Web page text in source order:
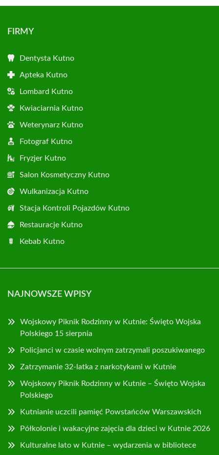
FIRMY
Dentysta Kutno
Apteka Kutno
Lombard Kutno
Kwiaciarnia Kutno
Weterynarz Kutno
Fotograf Kutno
Fryzjer Kutno
Salon Kosmetyczny Kutno
Wulkanizacja Kutno
Stacja Kontroli Pojazdów Kutno
Restauracje Kutno
Kebab Kutno
NAJNOWSZE WPISY
Wojskowy Piknik Rodzinny w Kutnie: Święto Wojska
Polskiego 15 sierpnia
Policjanci w czasie wolnym zatrzymali poszukiwanego
Zatrzymanie 32-latka z narkotykami w Kutnie
Wojskowy Piknik Rodzinny w Kutnie – Święto Wojska
Polskiego
Kutnianie uczcili pamięć Powstańców Warszawskich
Półkolonie i wakacyjne zajęcia dla dzieci w Kutnie 2026
Kulturalne lato w Kutnie – wydarzenia w bibliotece